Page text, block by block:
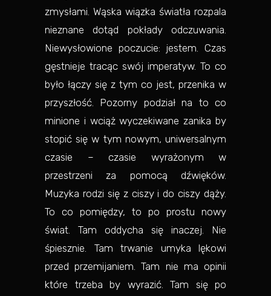
zmysłami. Wąska wiązka światła rozpala
nieznane dotąd pokłady odczuwania.
Niewysłowione poczucie: jestem. Czas
gęstnieje tracąc swój imperatyw. To co
było łączy się z tym co jest, przenika w
przyszłość. Pozorny podział na to co
minione i wciąż wyczekiwane zanika by
stopić się w tym nowym, uniwersalnym
czasie – czasie wyrażonym w
przestrzeni za pomocą dźwięków.
Muzyka rodzi się z ciszy i do ciszy dąży.
To co pomiędzy, to po prostu nowy
świat. Tam oddycha się inaczej. Nie
śpiesznie. Tam trwanie umyka lękowi
przed przemijaniem. Tam nie ma opinii
które trzeba by wyrazić. Tam się po